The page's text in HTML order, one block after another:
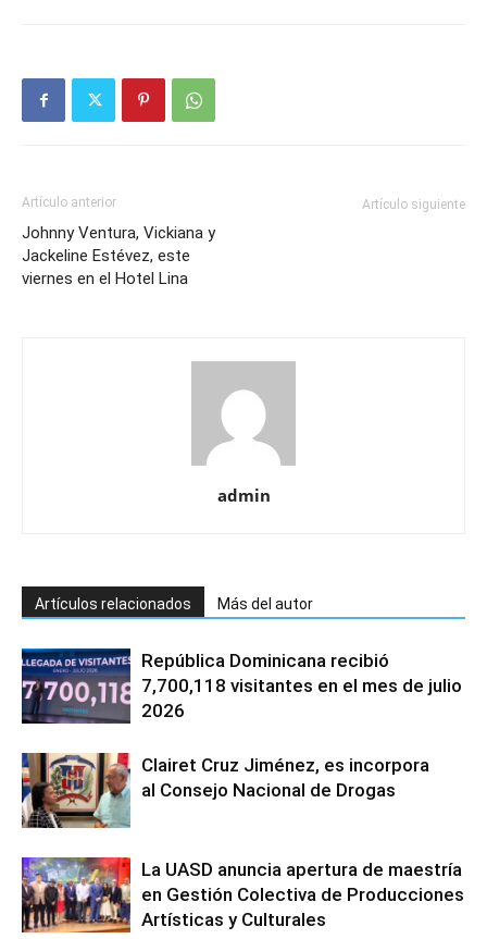
Artículo anterior
Johnny Ventura, Vickiana y
Jackeline Estévez, este
viernes en el Hotel Lina
Artículo siguiente
admin
Artículos relacionados Más del autor
República Dominicana recibió
7,700,118 visitantes en el mes de julio
2026
Clairet Cruz Jiménez, es incorpora
al Consejo Nacional de Drogas
La UASD anuncia apertura de maestría
en Gestión Colectiva de Producciones
Artísticas y Culturales